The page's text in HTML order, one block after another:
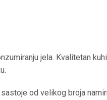
jela. Kvalitetan
od velikog broja